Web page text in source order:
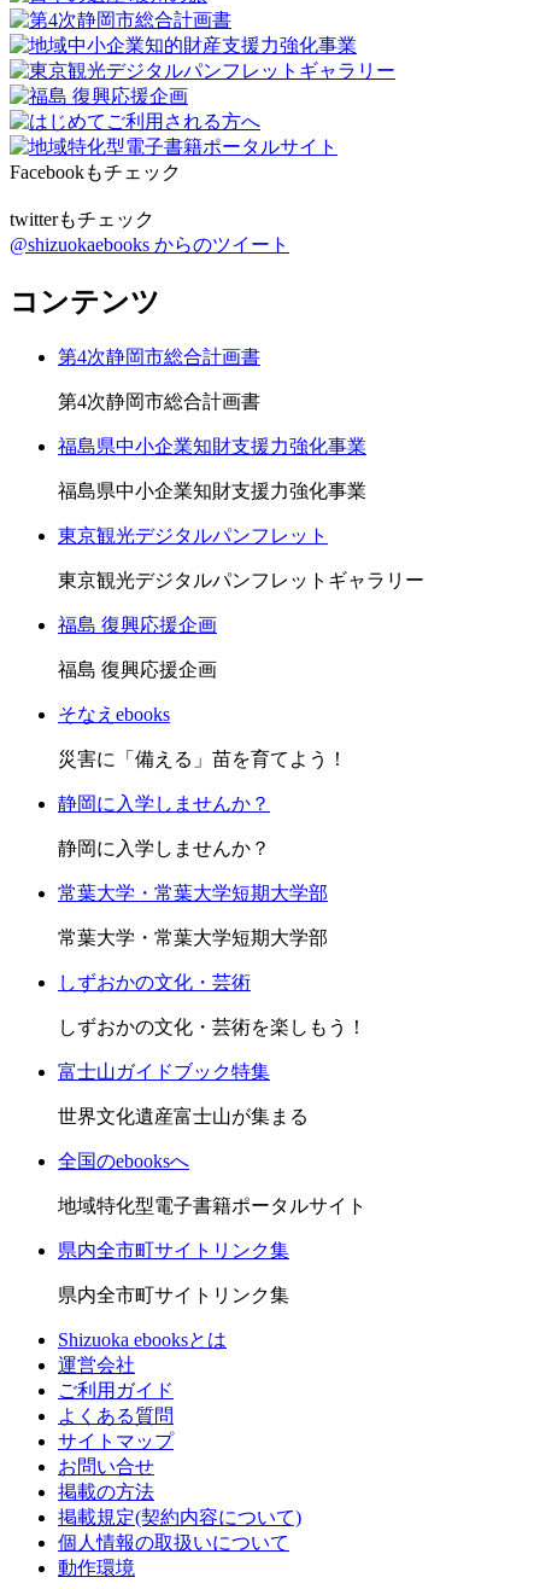
Facebookもチェック
twitterもチェック
@shizuokaebooks からのツイート
コンテンツ
第4次静岡市総合計画書
第4次静岡市総合計画書
福島県中小企業知財支援力強化事業
福島県中小企業知財支援力強化事業
東京観光デジタルパンフレット
東京観光デジタルパンフレットギャラリー
福島 復興応援企画
福島 復興応援企画
そなえebooks
災害に「備える」苗を育てよう！
静岡に入学しませんか？
静岡に入学しませんか？
常葉大学・常葉大学短期大学部
常葉大学・常葉大学短期大学部
しずおかの文化・芸術
しずおかの文化・芸術を楽しもう！
富士山ガイドブック特集
世界文化遺産富士山が集まる
全国のebooksへ
地域特化型電子書籍ポータルサイト
県内全市町サイトリンク集
県内全市町サイトリンク集
Shizuoka ebooksとは
運営会社
ご利用ガイド
よくある質問
サイトマップ
お問い合せ
掲載の方法
掲載規定(契約内容について)
個人情報の取扱いについて
動作環境